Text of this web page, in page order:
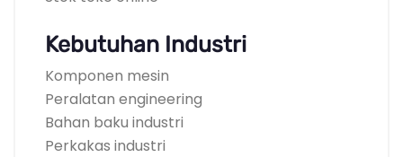
Kebutuhan Industri
Komponen mesin
Peralatan engineering
Bahan baku industri
Perkakas industri